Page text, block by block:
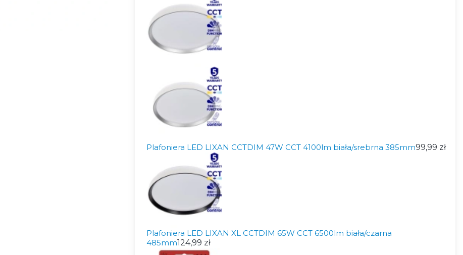
Plafoniera LED LIXAN CCTDIM 47W CCT 4100lm biała/srebrna 385mm99,99 zł
Plafoniera LED LIXAN XL CCTDIM 65W CCT 6500lm biała/czarna
485mm124,99 zł